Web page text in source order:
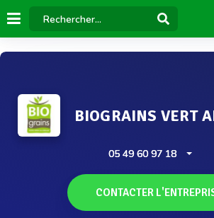
BIOGRAINS VERT
05 49 60 97 18
CONTACTER